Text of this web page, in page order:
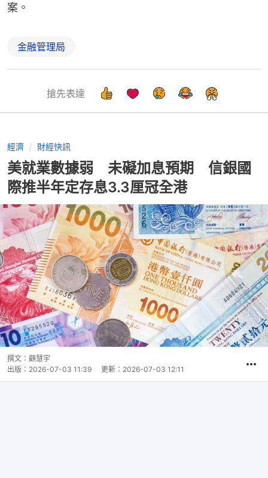
案。
金融管理局
搶先表達
經濟 財經快訊
美就業數據弱 未礙加息預期 信銀國
際推半年定存息3.3厘冠全港
撰文： 顧慧宇
出版： 2026-07-03 11:39 更新： 2026-07-03 12:11